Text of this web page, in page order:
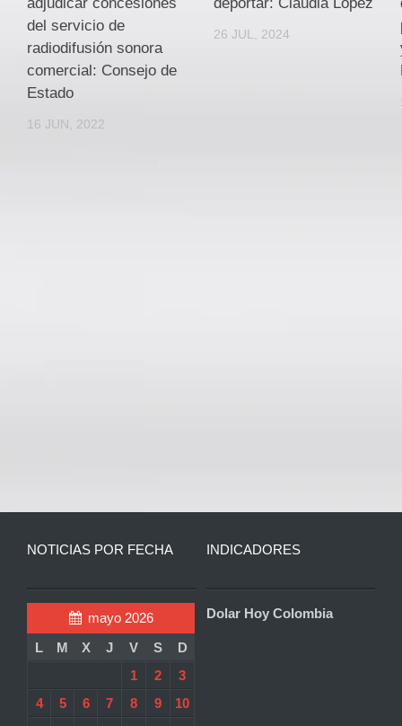
del servicio de
radiodifusión sonora
comercial: Consejo de
Estado
16 JUN, 2022
26 JUL, 2024
NOTICIAS POR FECHA
mayo 2026
L
M X J V S
D
1
2
3
4
5 6 7 8 9
10
INDICADORES
Dolar Hoy Colombia